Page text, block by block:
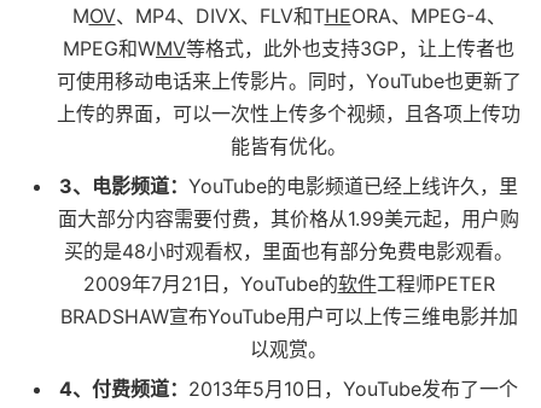
MOV、MP4、DIVX、FLV和THEORA、MPEG-4、
MPEG和WMV等格式，此外也支持3GP，让上传者也
可使用移动电话来上传影片。同时，YouTube也更新了
上传的界面，可以一次性上传多个视频，且各项上传功
能皆有优化。
3、电影频道： YouTube的电影频道已经上线许久，里
面大部分内容需要付费，其价格从1.99美元起，用户购
买的是48小时观看权，里面也有部分免费电影观看。
2009年7月21日，YouTube的软件工程师PETER
BRADSHAW宣布YouTube用户可以上传三维电影并加
以观赏。
4、付费频道： 2013年5月10日，YouTube发布了一个